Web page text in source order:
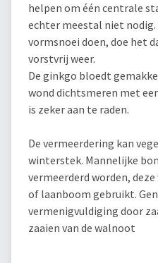
helpen om één centrale
echter meestal niet
vormsnoei doen, doe het
vorstvrij weer.
De ginkgo bloedt
wond dichtsmeren met
is zeker aan te raden.
De vermeerdering kan
winterstek. Mannelijke
vermeerderd worden,
of laanboom gebruikt.
vermenigvuldiging door
zaaien van de walnoot